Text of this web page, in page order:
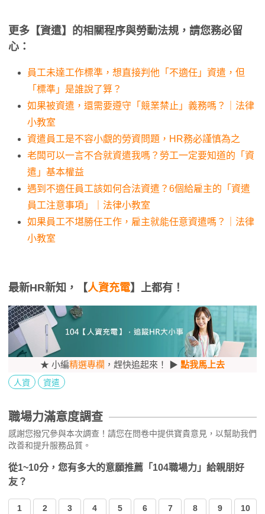
更多【資遣】的相關程序與勞動法規，請您務必留
心：
員工未達工作標準，想直接判他「不適任」資遣，但
「標準」是誰說了算？
如果被資遣，還需要遵守「競業禁止」義務嗎？｜法律
小教室
資遣員工是不容小覷的勞資問題，HR務必謹慎為之
老闆可以一言不合就資遣我嗎？勞工一定要知道的「資
遣」基本權益
遇到不適任員工該如何合法資遣？6個給雇主的「資遣
員工注意事項」｜法律小教室
如果員工不堪勝任工作，雇主就能任意資遣嗎？｜法律
小教室
最新HR新知，【人資充電】上都有！
★ 小編精選專欄 ，趕快追起來！ ▶ 點我馬上去
人資 資遣
職場力滿意度調查
感謝您撥冗參與本次調查！請您在問卷中提供寶貴意見，以幫助我們
改善和提升服務品質。
從1~10分，您有多大的意願推薦「104職場力」給親朋好
友？
1 2 3 4 5 6 7 8 9 10